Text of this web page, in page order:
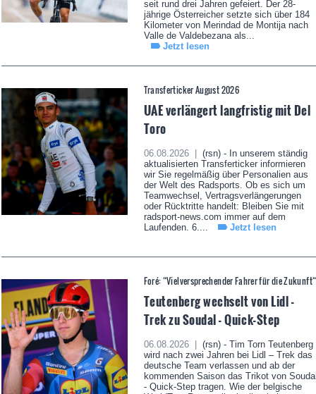
seit rund drei Jahren gefeiert. Der 28-
jährige Österreicher setzte sich über 184
Kilometer von Merindad de Montija nach
Valle de Valdebezana als...
Jetzt lesen
Transferticker August 2026
UAE verlängert langfristig mit Del
Toro
06.08.2026 |
(rsn) - In unserem ständig
aktualisierten Transferticker informieren
wir Sie regelmäßig über Personalien aus
der Welt des Radsports. Ob es sich um
Teamwechsel, Vertragsverlängerungen
oder Rücktritte handelt: Bleiben Sie mit
radsport-news.com immer auf dem
Laufenden. 6....
Jetzt lesen
Foré: “Vielversprechender Fahrer für die Zukunft“
Teutenberg wechselt von Lidl -
Trek zu Soudal - Quick-Step
06.08.2026 |
(rsn) - Tim Torn Teutenberg
wird nach zwei Jahren bei Lidl – Trek das
deutsche Team verlassen und ab der
kommenden Saison das Trikot von
- Quick-Step tragen. Wie der belgische